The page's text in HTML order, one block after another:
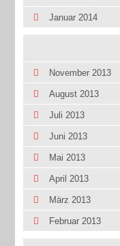
Januar 2014
November 2013
August 2013
Juli 2013
Juni 2013
Mai 2013
April 2013
März 2013
Februar 2013